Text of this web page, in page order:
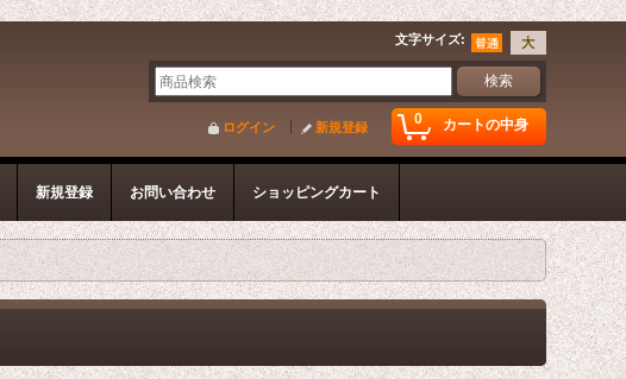
文字サイズ:
0 カートの中身
ログイン 新規登録
新規登録 お問い合わせ ショッピングカート